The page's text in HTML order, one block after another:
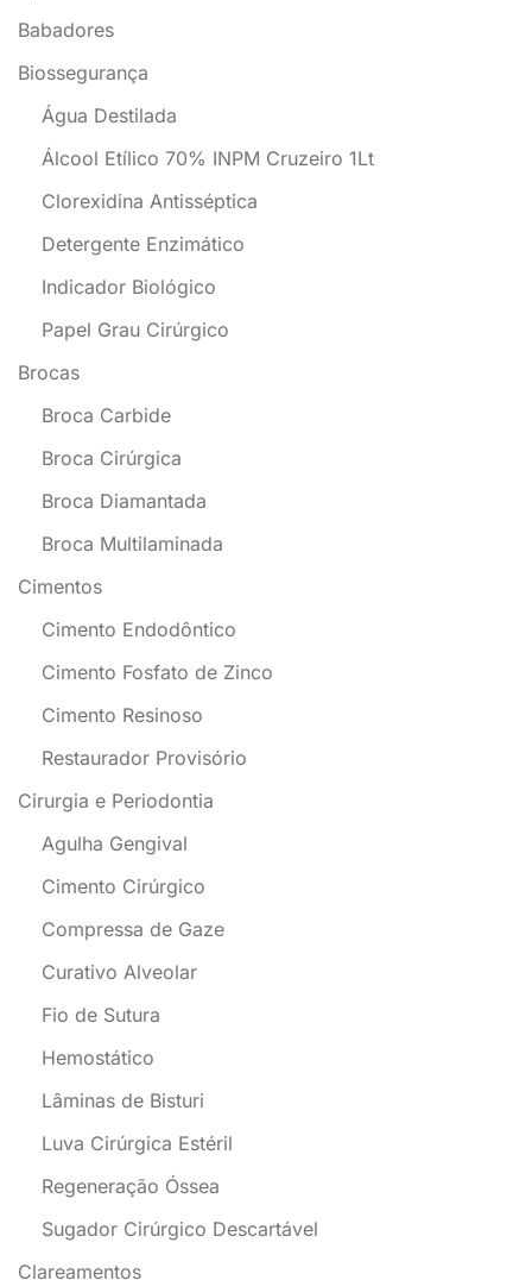
Babadores
Biossegurança
Água Destilada
Álcool Etílico 70% INPM Cruzeiro 1Lt
Clorexidina Antisséptica
Detergente Enzimático
Indicador Biológico
Papel Grau Cirúrgico
Brocas
Broca Carbide
Broca Cirúrgica
Broca Diamantada
Broca Multilaminada
Cimentos
Cimento Endodôntico
Cimento Fosfato de Zinco
Cimento Resinoso
Restaurador Provisório
Cirurgia e Periodontia
Agulha Gengival
Cimento Cirúrgico
Compressa de Gaze
Curativo Alveolar
Fio de Sutura
Hemostático
Lâminas de Bisturi
Luva Cirúrgica Estéril
Regeneração Óssea
Sugador Cirúrgico Descartável
Clareamentos